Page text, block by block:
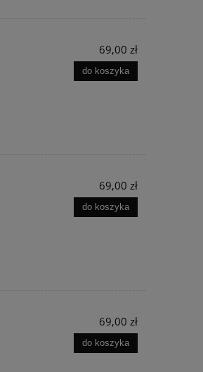
69,00 zł
do koszyka
69,00 zł
do koszyka
69,00 zł
do koszyka